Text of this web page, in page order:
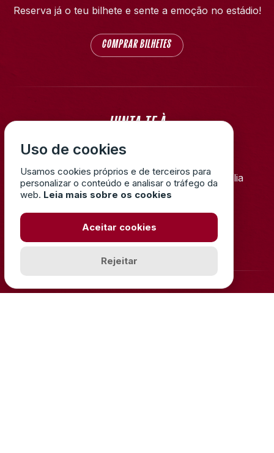
Reserva já o teu bilhete e sente a emoção no estádio!
COMPRAR BILHETES
JUNTA-TE À
NOSSA FAMÍLIA!
Faz parte da nossa história. Junta-te à família
Torreense!
TORNAR-ME SÓCIO
Uso de cookies
Usamos cookies próprios e de terceiros para
personalizar o conteúdo e analisar o tráfego da
web. Leia mais sobre os cookies
Aceitar cookies
Rejeitar